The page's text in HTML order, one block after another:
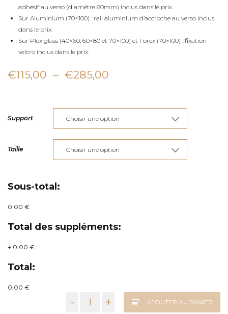
adhésif au verso (diamètre 60mm) inclus dans le prix.
Sur Aluminium (70×100) : rail aluminium d’accroche au verso inclus
dans le prix.
Sur Plexiglass (40×60, 60×80 et 70×100) et Forex (70×100) : fixation
velcro inclus dans le prix.
€115,00 – €285,00
prix :
€115,00
à
€285,00
Support
Taille
Sous-total:
0,00 €
Total des suppléments:
+ 0,00 €
Total:
0,00 €
- + AJOUTER AU PANIER